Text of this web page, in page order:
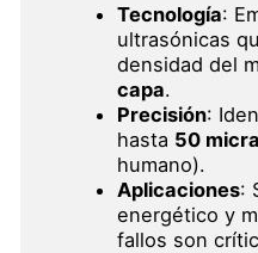
Tecnología:
ultrasónicas
densidad del
capa.
Precisión:
hasta 50
humano).
Aplicaciones:
energético y
fallos son